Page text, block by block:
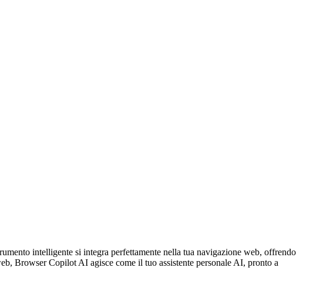
intelligente si integra perfettamente nella tua navigazione web, offrendo
Browser Copilot AI agisce come il tuo assistente personale AI, pronto a